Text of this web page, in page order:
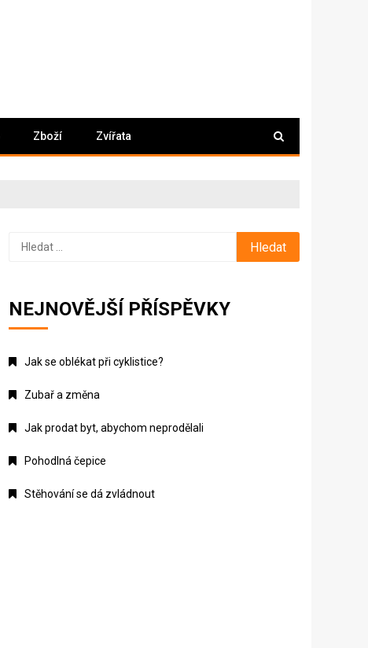
Zboží Zvířata
Vyhledávání
NEJNOVĚJŠÍ PŘÍSPĚVKY
Jak se oblékat při cyklistice?
Zubař a změna
Jak prodat byt, abychom neprodělali
Pohodlná čepice
Stěhování se dá zvládnout